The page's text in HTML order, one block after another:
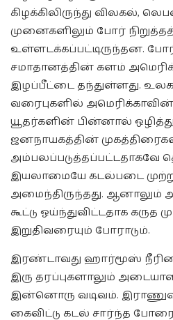
கிழக்கிலிருந்து விலகல்,
முனைகளிலும் போர்
உள்ளடக்கப்பட்டிருந்தன.
சமாதானத்தின் களம்
இழப்பீட்டை தந்துள்ளது.
வரைபுகளில்
யூதர்களின் பின்னால்
ஜனநாயகத்தின்
அம்பலப்படுத்தப்பட்டதாகவே
இயலாமையே கடல்படை
அமைந்திருந்தது. ஆனாலும்
கூட்டு ஓய்ந்துவிட்டதாக கருத
இறுதிவரையும் போராடும்.
இரண்டாவது ஹார்மூஸ்
இரு தரப்புகளாலும்
இன்னொரு வடிவம். இராணுவ
கைவிட்டு கடல் சார்ந்த